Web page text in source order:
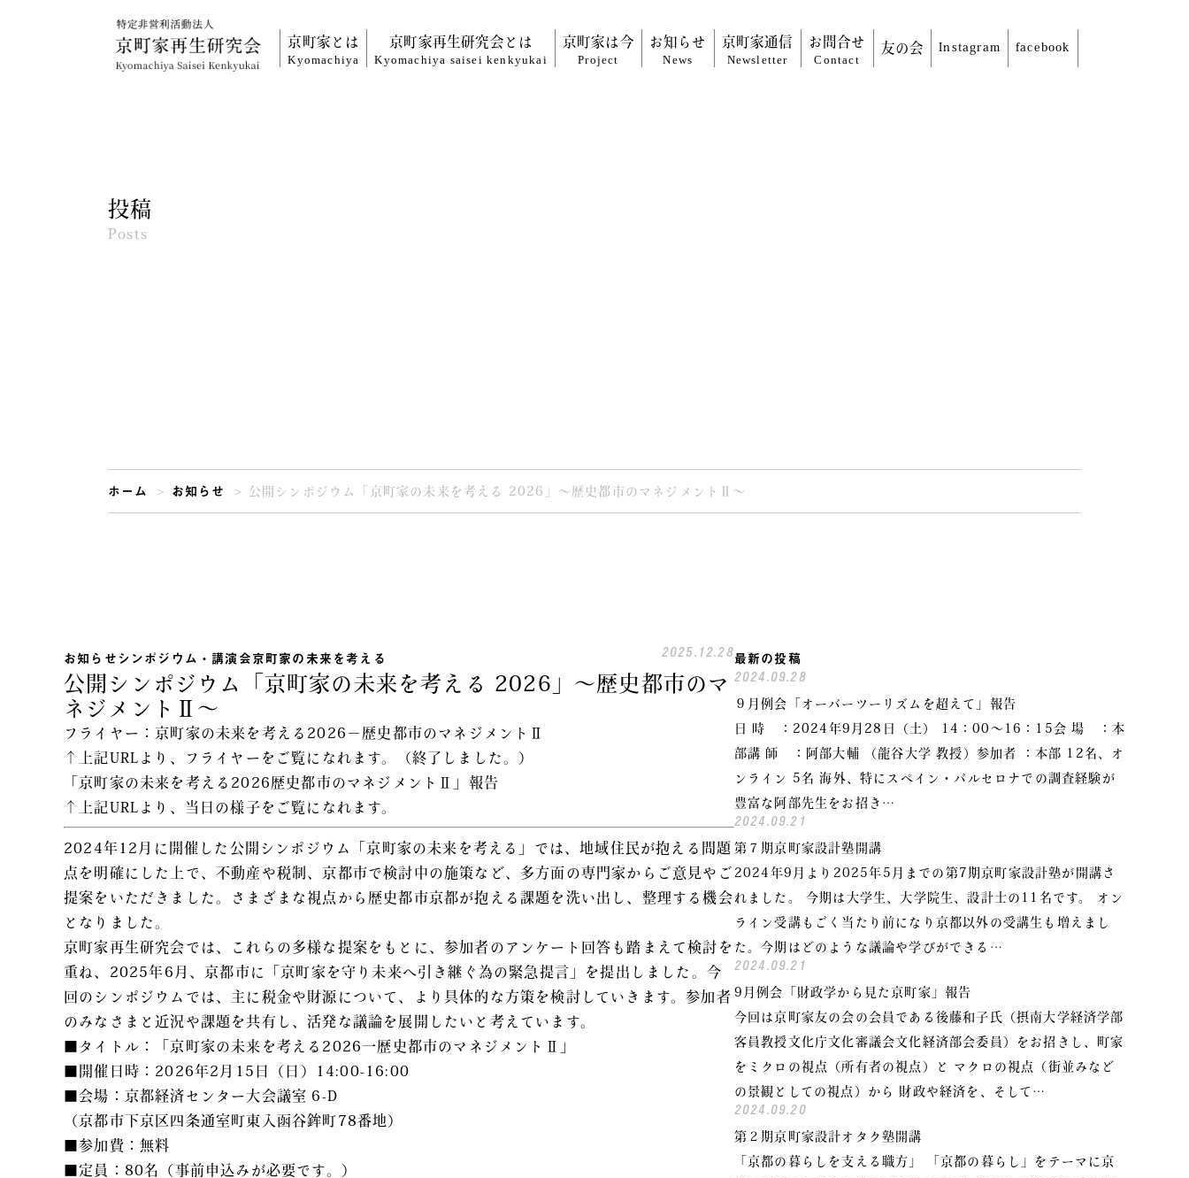
京町家とは
Kyomachiya
京町家再生研究会とは
Kyomachiya saiseikenkyukai
京町家は今
Project
お知らせ
News
京町家通信
Newsletter
お問合せ
Contact
友の会 Instagram facebook
投稿
Posts
ホーム お知らせ 公開シンポジウム「京町家の未来を考える 2026」〜歴史都市のマネジメントⅡ〜
お知らせシンポジウム・講演会京町家の未来を考える 2025.12.28
公開シンポジウム「京町家の未来を考える 2026」〜歴史都市のマ
ネジメントⅡ〜
フライヤー：京町家の未来を考える2026－歴史都市のマネジメントⅡ
↑上記URLより、フライヤーをご覧になれます。（終了しました。）
「京町家の未来を考える2026歴史都市のマネジメントⅡ」報告
↑上記URLより、当日の様子をご覧になれます。
2024年12月に開催した公開シンポジウム「京町家の未来を考える」では、地域住民が抱える問題
点を明確にした上で、不動産や税制、京都市で検討中の施策など、多方面の専門家からご意見やご
提案をいただきました。さまざまな視点から歴史都市京都が抱える課題を洗い出し、整理する機会
となりました。
京町家再生研究会では、これらの多様な提案をもとに、参加者のアンケート回答も踏まえて検討を
重ね、2025年6月、京都市に「京町家を守り未来へ引き継ぐ為の緊急提言」を提出しました。今
回のシンポジウムでは、主に税金や財源について、より具体的な方策を検討していきます。参加者
のみなさまと近況や課題を共有し、活発な議論を展開したいと考えています。
■タイトル：「京町家の未来を考える2026一歴史都市のマネジメントⅡ」
■開催日時：2026年2月15日（日）14:00-16:00
■会場：京都経済センター大会議室 6-D
（京都市下京区四条通室町東入函谷鉾町78番地）
■参加費：無料
■定員：80名（事前申込みが必要です。）
最新の投稿
2024.09.28
９月例会「オーバーツーリズムを超えて」報告
日 時 ：2024年9月28日（土） 14：00～16：15会 場 ：本
部講 師 ：阿部大輔 （龍谷大学 教授）参加者 ：本部 12名、オ
ンライン 5名 海外、特にスペイン・バルセロナでの調査経験が
豊富な阿部先生をお招き…
2024.09.21
第７期京町家設計塾開講
2024年9月より2025年5月までの第7期京町家設計塾が開講さ
れました。 今期は大学生、大学院生、設計士の11名です。 オン
ライン受講もごく当たり前になり京都以外の受講生も増えまし
た。今期はどのような議論や学びができる…
2024.09.21
9月例会「財政学から見た京町家」報告
今回は京町家友の会の会員である後藤和子氏（摂南大学経済学部
客員教授文化庁文化審議会文化経済部会委員）をお招きし、町家
をミクロの視点（所有者の視点）と マクロの視点（街並みなど
の景観としての視点）から 財政や経済を、そして…
2024.09.20
第２期京町家設計オタク塾開講
「京都の暮らしを支える職方」 「京都の暮らし」をテーマに京